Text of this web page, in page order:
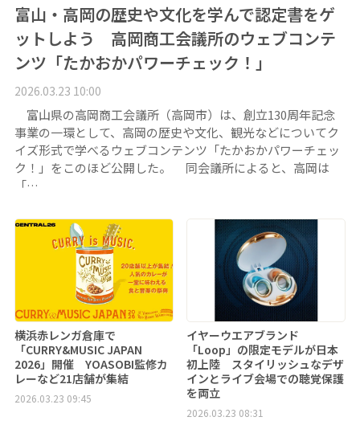
富山・高岡の歴史や文化を学んで認定書をゲ
ットしよう 高岡商工会議所のウェブコンテ
ンツ「たかおかパワーチェック！」
2026.03.23 10:00
富山県の高岡商工会議所（高岡市）は、創立130周年記念
事業の一環として、高岡の歴史や文化、観光などについてク
イズ形式で学べるウェブコンテンツ「たかおかパワーチェッ
ク！」をこのほど公開した。 同会議所によると、高岡は
「…
横浜赤レンガ倉庫で
「CURRY&MUSIC JAPAN
2026」開催 YOASOBI監修カ
レーなど21店舗が集結
2026.03.23 09:45
イヤーウエアブランド
「Loop」の限定モデルが日本
初上陸 スタイリッシュなデザ
インとライブ会場での聴覚保護
を両立
2026.03.23 08:31